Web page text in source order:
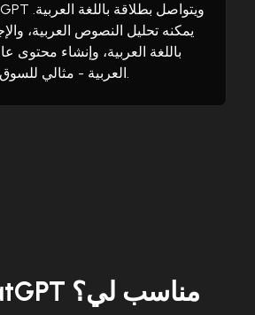
يمكنه تحليل النصوص العربية،
باللغة العربية، وإنشاء محتوى
العربية - مثالي للسوق الناطق بالعربية.
هل ChatGPT مناسب لي؟